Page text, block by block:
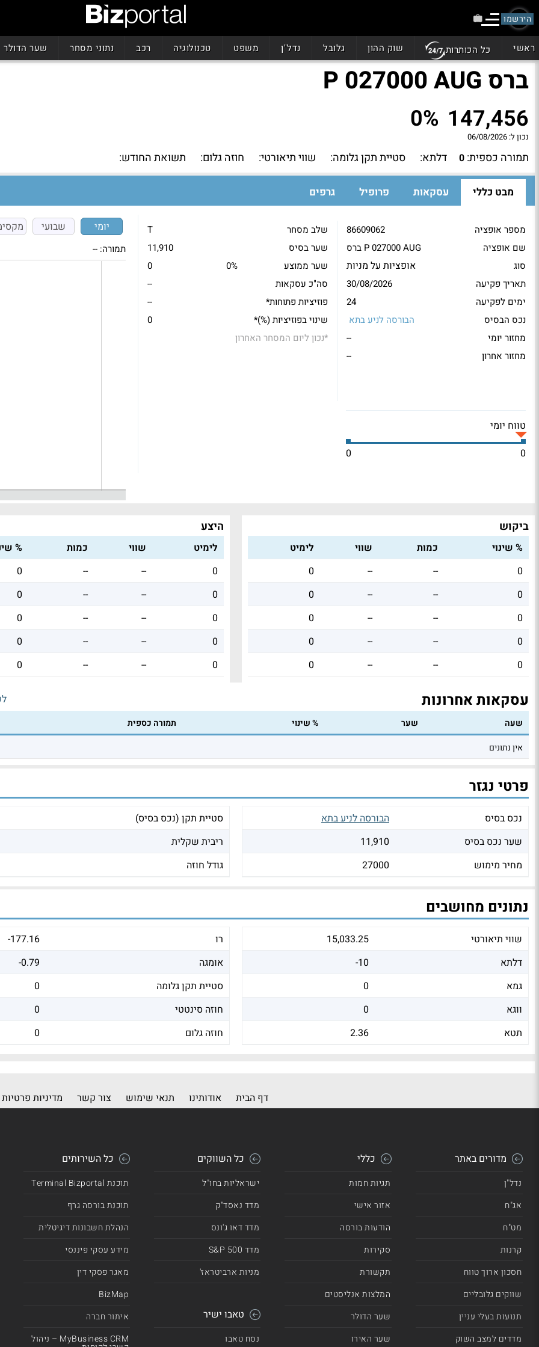
הירשמו
ראשי כל הכותרות שוק ההון גלובל נדל"ן משפט טכנולוגיה רכב נתוני מסחר שער הדולר
ברס P 027000 AUG
147,456
0%
נכון ל: 06/08/2026
תמורה כספית: 0 דלתא: סטיית תקן גלומה: שווי תיאורטי: חוזה גלום: תשואת החודש:
מבט כללי עסקאות פרופיל גרפים
מספר אופציה
86609062
שם אופציה
ברס P 027000 AUG
סוג
אופציות על מניות
תאריך פקיעה
30/08/2026
ימים לפקיעה
24
נכס הבסיס
הבורסה לניע בתא
מחזור יומי
--
מחזור אחרון
--
שלב מסחר
T
שער בסיס
11,910
שער ממוצע
0%
0
סה"כ עסקאות
--
פוזיציות פתוחות*
--
שינוי בפוזיציות (%)*
0
*נכון ליום המסחר האחרון
טווח יומי
0
0
יומי שבועי
תמורה: --
ביקוש
% שינוי כמות שווי
לימיט
0
--
--
0
0
--
--
0
0
--
--
0
0
--
--
0
0
--
--
0
היצע
לימיט שווי כמות
%
0
--
--
0
0
--
--
0
0
--
--
0
0
--
--
0
0
--
--
0
עסקאות אחרונות
שעה שער % שינוי
תמורה כספית
אין נתונים
פרטי נגזר
נכס בסיס
הבורסה לניע בתא
שער נכס בסיס
11,910
מחיר מימוש
27000
סטיית תקן (נכס בסיס)
ריבית שקלית
גודל חוזה
נתונים מחושבים
שווי תיאורטי
15,033.25
דלתא
-10
גמא
0
ווגא
0
תטא
2.36
רו
-177.16
אומגה
-0.79
סטיית תקן גלומה
0
חוזה סינטטי
0
חוזה גלום
0
דף הבית אודותינו תנאי שימוש צור קשר מדיניות פרטיות
מדורים באתר
נדל"ן
אג"ח
מט"ח
קרנות
חסכון ארוך טווח
שווקים גלובליים
תנועות בעלי עניין
מדדים למצב השוק
כללי
תגיות חמות
אזור אישי
הודעות בורסה
סקירות
תקשורת
המלצות אנליסטים
שער הדולר
שער האירו
כל השווקים
ישראליות בחו"ל
מדד נאסד"ק
מדד דאו ג'ונס
מדד 500 S&P
מניות ארביטראז'
טאבו ישיר
נסח טאבו
כל השירותים
תוכנת Terminal Bizportal
תוכנת בורסה גרף
הנהלת חשבונות דיגיטלית
מידע עסקי פיננסי
מאגר פסקי דין
BizMap
איתור חברה
MyBusiness CRM – ניהול